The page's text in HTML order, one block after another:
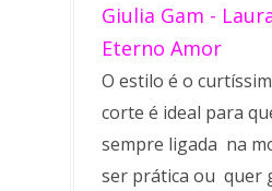
Giulia Gam -
Eterno Amor
O estilo é o
corte é ideal para
sempre ligada na
ser prática ou quer